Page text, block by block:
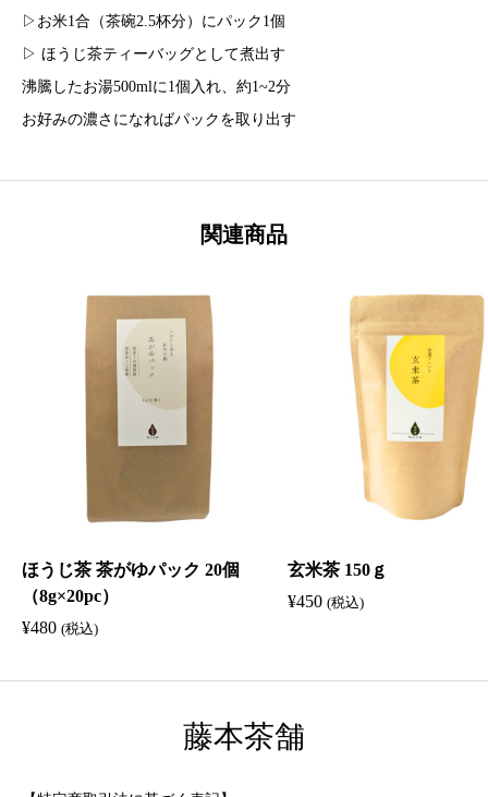
0
個
（
8
×
個
▷お米1合（茶碗2.5杯分）にパック1個
▷ ほうじ茶ティーバッグとして煮出す
沸騰したお湯500mlに1個入れ、約1~2分
お好みの濃さになればパックを取り出す
関連商品
ほうじ茶 茶がゆパック 20個
（8g×20pc）
¥480 (税込)
玄米茶 150ｇ
¥450 (税込)
藤本茶舗